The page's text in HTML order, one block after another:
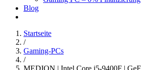
Blog
Startseite
/
Gaming-PCs
/
MEDION | Intel Core i5-9400F |